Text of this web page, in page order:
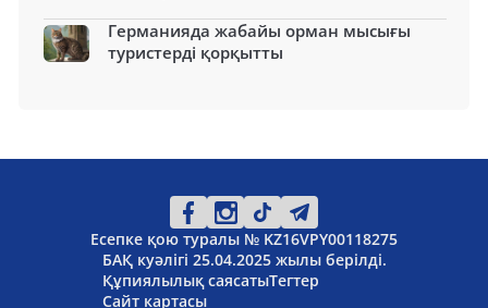
Германияда жабайы орман мысығы
туристерді қорқытты
Есепке қою туралы № KZ16VPY00118275
БАҚ куәлігі 25.04.2025 жылы берілді.
Құпиялылық саясатыТегтер
Сайт картасы